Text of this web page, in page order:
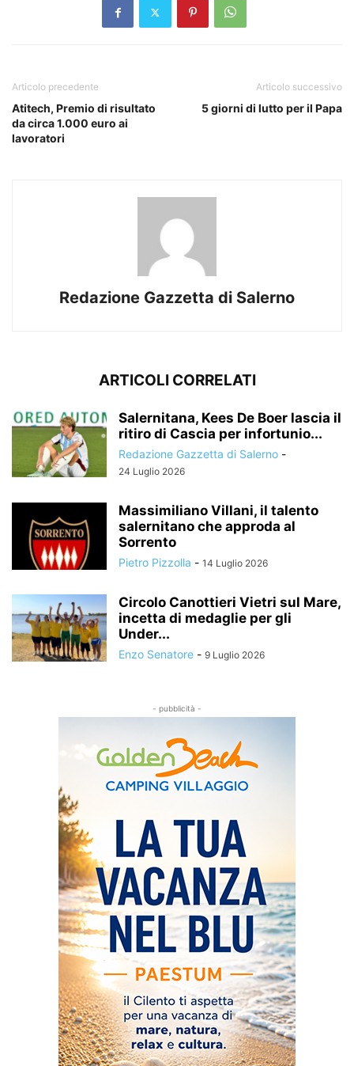
Articolo precedente
Atitech, Premio di risultato
da circa 1.000 euro ai
lavoratori
Articolo successivo
5 giorni di lutto per il Papa
Redazione Gazzetta di Salerno
ARTICOLI CORRELATI
Salernitana, Kees De Boer lascia il
ritiro di Cascia per infortunio...
Redazione Gazzetta di Salerno -
24 Luglio 2026
Massimiliano Villani, il talento
salernitano che approda al
Sorrento
Pietro Pizzolla - 14 Luglio 2026
Circolo Canottieri Vietri sul Mare,
incetta di medaglie per gli
Under...
Enzo Senatore - 9 Luglio 2026
- pubblicità -